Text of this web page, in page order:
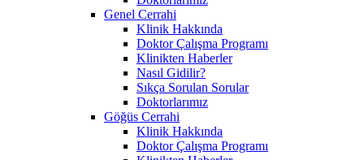
Genel Cerrahi
Klinik Hakkında
Doktor Çalışma Programı
Klinikten Haberler
Nasıl Gidilir?
Sıkça Sorulan Sorular
Doktorlarımız
Göğüs Cerrahi
Klinik Hakkında
Doktor Çalışma Programı